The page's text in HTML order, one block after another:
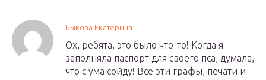
Быкова Екатерина
Ох, ребята, это было что-то! Когда я
заполняла паспорт для своего пса, думала,
что с ума сойду! Все эти графы, печати и